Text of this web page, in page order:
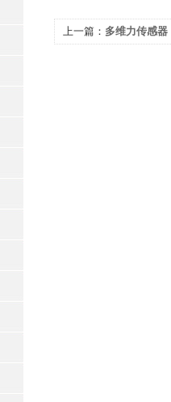
上一篇： 多维力传感